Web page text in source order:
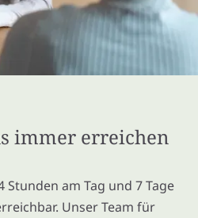
immer erreichen
am Tag und 7 Tage
Unser Team für